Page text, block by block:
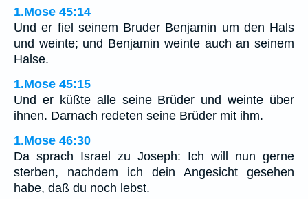
1.Mose 45:14
Und er fiel seinem Bruder Benjamin um den Hals
und weinte; und Benjamin weinte auch an seinem
Halse.
1.Mose 45:15
Und er küßte alle seine Brüder und weinte über
ihnen. Darnach redeten seine Brüder mit ihm.
1.Mose 46:30
Da sprach Israel zu Joseph: Ich will nun gerne
sterben, nachdem ich dein Angesicht gesehen
habe, daß du noch lebst.